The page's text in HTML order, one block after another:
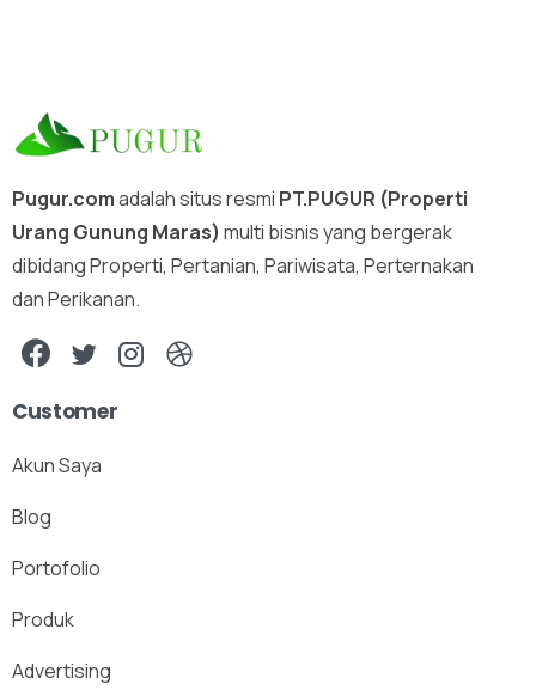
Pugur.comadalah situs resmi PT.PUGUR (Properti
Urang Gunung Maras) multi bisnis yang bergerak
dibidang Properti, Pertanian, Pariwisata, Perternakan
dan Perikanan.
Customer
Akun Saya
Blog
Portofolio
Produk
Advertising